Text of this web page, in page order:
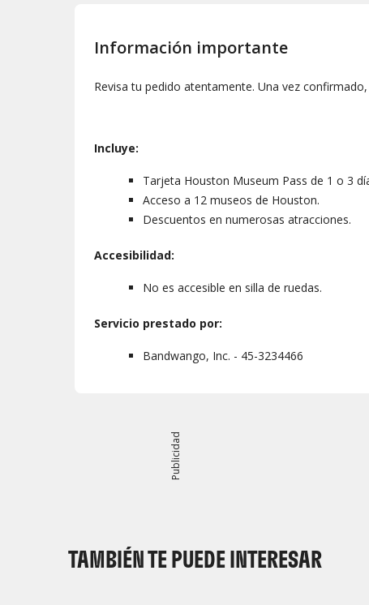
Información importante
Revisa tu pedido atentamente. Una vez
Incluye:
Tarjeta Houston Museum Pass de 1 o 3
Acceso a 12 museos de Houston.
Descuentos en numerosas atracciones.
Accesibilidad:
No es accesible en silla de ruedas.
Servicio prestado por:
Bandwango, Inc. - 45-3234466
Publicidad
TAMBIÉN TE PUEDE INTERESAR